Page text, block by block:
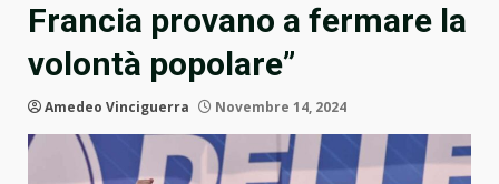
Francia provano a fermare la
volontà popolare”
Amedeo Vinciguerra Novembre 14, 2024